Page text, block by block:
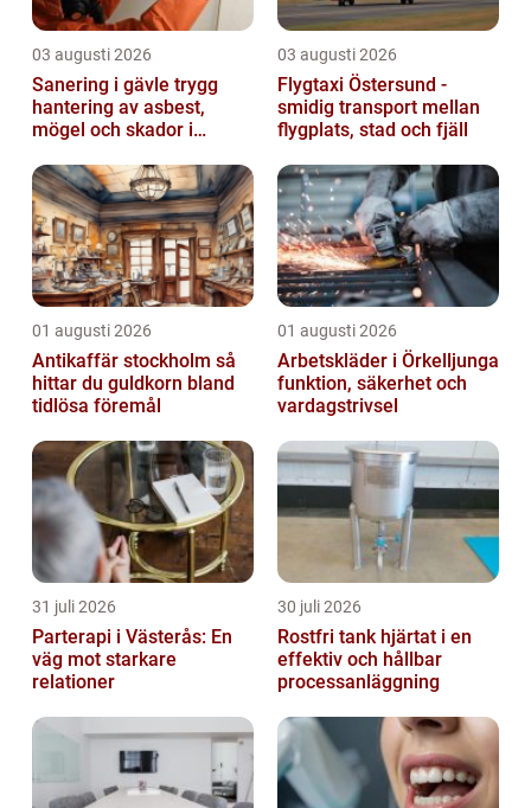
03 augusti 2026
Sanering i gävle trygg
hantering av asbest,
mögel och skador i
03 augusti 2026
Flygtaxi Östersund -
smidig transport mellan
flygplats, stad och fjäll
01 augusti 2026
Antikaffär stockholm så
hittar du guldkorn bland
tidlösa föremål
01 augusti 2026
Arbetskläder i Örkelljunga
funktion, säkerhet och
vardagstrivsel
31 juli 2026
Parterapi i Västerås: En
väg mot starkare
relationer
30 juli 2026
Rostfri tank hjärtat i en
effektiv och hållbar
processanläggning